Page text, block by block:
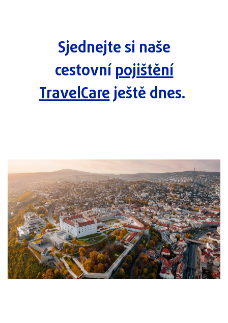
Sjednejte si naše
cestovnípojištění
TravelCareještě dnes.